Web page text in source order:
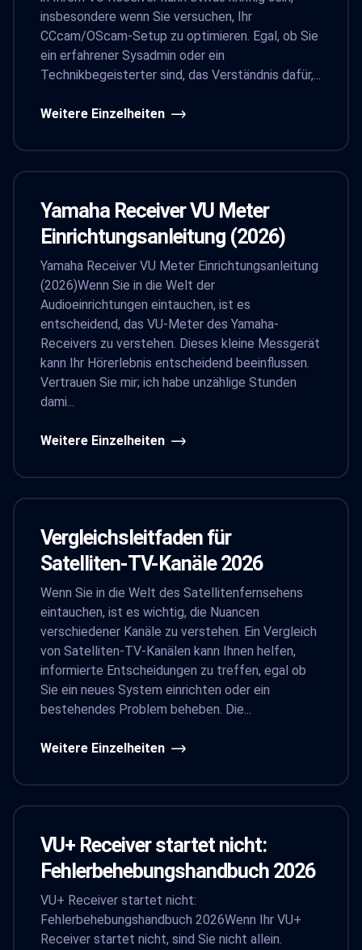
insbesondere wenn Sie versuchen, Ihr
CCcam/OScam-Setup zu optimieren. Egal, ob Sie
ein erfahrener Sysadmin oder ein
Technikbegeisterter sind, das Verständnis dafür,...
Weitere Einzelheiten
Yamaha Receiver VU Meter
Einrichtungsanleitung (2026)
Yamaha Receiver VU Meter Einrichtungsanleitung
(2026)Wenn Sie in die Welt der
Audioeinrichtungen eintauchen, ist es
entscheidend, das VU-Meter des Yamaha-
Receivers zu verstehen. Dieses kleine Messgerät
kann Ihr Hörerlebnis entscheidend beeinflussen.
Vertrauen Sie mir; ich habe unzählige Stunden
dami...
Weitere Einzelheiten
Vergleichsleitfaden für
Satelliten-TV-Kanäle 2026
Wenn Sie in die Welt des Satellitenfernsehens
eintauchen, ist es wichtig, die Nuancen
verschiedener Kanäle zu verstehen. Ein Vergleich
von Satelliten-TV-Kanälen kann Ihnen helfen,
informierte Entscheidungen zu treffen, egal ob
Sie ein neues System einrichten oder ein
bestehendes Problem beheben. Die...
Weitere Einzelheiten
VU+ Receiver startet nicht:
Fehlerbehebungshandbuch 2026
VU+ Receiver startet nicht:
Fehlerbehebungshandbuch 2026Wenn Ihr VU+
Receiver startet nicht, sind Sie nicht allein.